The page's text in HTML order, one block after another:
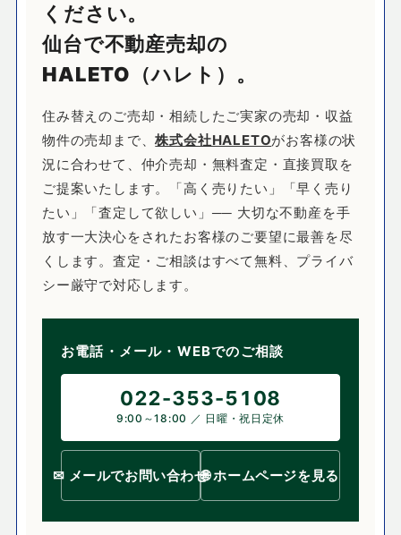
ください。
仙台で不動産売却の
HALETO（ハレト）。
住み替えのご売却・相続したご実家の売却・収益
物件の売却まで、株式会社HALETOがお客様の状
況に合わせて、仲介売却・無料査定・直接買取を
ご提案いたします。「高く売りたい」「早く売り
たい」「査定して欲しい」── 大切な不動産を手
放す一大決心をされたお客様のご要望に最善を尽
くします。査定・ご相談はすべて無料、プライバ
シー厳守で対応します。
お電話・メール・WEBでのご相談
022-353-5108
9:00～18:00 ／ 日曜・祝日定休
✉ メールでお問い合わせ🌐 ホームページを見る